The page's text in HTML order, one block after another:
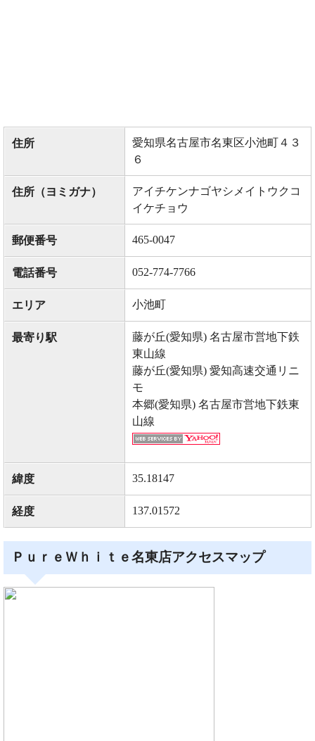
住所
愛知県名古屋市名東区小池町４３
６
住所（ヨミガナ）
アイチケンナゴヤシメイトウクコ
イケチョウ
郵便番号 465-0047
電話番号 052-774-7766
エリア 小池町
最寄り駅
藤が丘(愛知県) 名古屋市営地下鉄
東山線
藤が丘(愛知県) 愛知高速交通リニ
モ
本郷(愛知県) 名古屋市営地下鉄東
山線
緯度 35.18147
経度 137.01572
ＰｕｒｅＷｈｉｔｅ名東店アクセスマップ